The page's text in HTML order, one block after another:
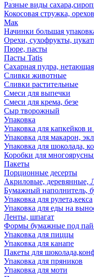
Разные виды
Кокосовая стружка,
Мак
Начинки большая
Орехи, сухофрукты,
Пюре, пасты
Пасты Tatis
Сахарная пудра,
Сливки животные
Сливки растительные
Смеси для выпечки
Смеси для крема, безе
Сыр творожный
Упаковка
Упаковка для капкейков
Упаковка для макарон,
Упаковка для шоколада,
Коробки для
Пакеты
Порционные десерты
Акриловые,
Бумажный наполнитель,
Упаковка для рулета,кекса
Упаковка для еды на
Ленты, шпагат
Формы бумажные под
Упаковка для пиццы
Упаковка для канапе
Пакеты для
Упаковка для пряников
Упаковка для моти